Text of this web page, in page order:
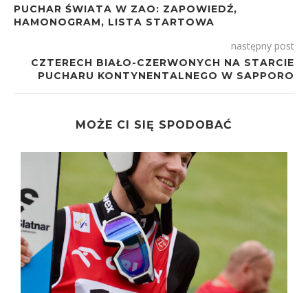
PUCHAR ŚWIATA W ZAO: ZAPOWIEDŹ,
HAMONOGRAM, LISTA STARTOWA
następny post
CZTERECH BIAŁO-CZERWONYCH NA STARCIE
PUCHARU KONTYNENTALNEGO W SAPPORO
MOŻE CI SIĘ SPODOBAĆ